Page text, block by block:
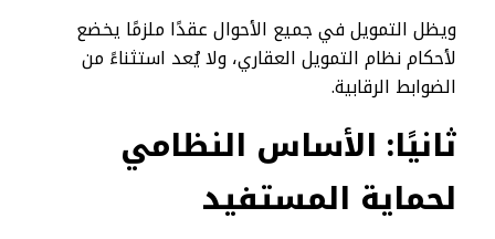
ويظل التمويل في جميع الأحوال عقدًا ملزمًا يخضع
لأحكام نظام التمويل العقاري، ولا يُعد استثناءً من
الضوابط الرقابية.
ثانيًا: الأساس النظامي
لحماية المستفيد